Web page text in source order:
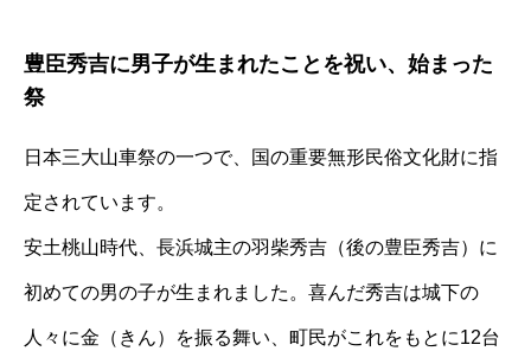
豊臣秀吉に男子が生まれたことを祝い、始まった
祭
⽇本三⼤⼭⾞祭の⼀つで、国の重要無形⺠俗⽂化財に指
定されています。
安⼟桃⼭時代、⻑浜城主の⽻柴秀吉（後の豊⾂秀吉）に
初めての男の⼦が⽣まれました。喜んだ秀吉は城下の
⼈々に⾦（きん）を振る舞い、町⺠がこれをもとに12台